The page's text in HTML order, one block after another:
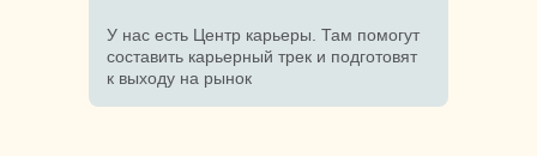
У нас есть Центр карьеры. Там помогут
составить карьерный трек и подготовят
к выходу на рынок